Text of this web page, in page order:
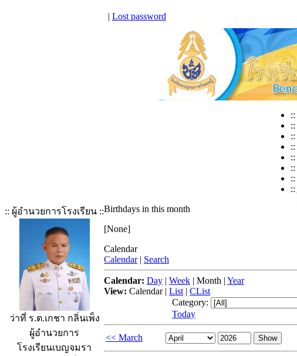
| Lost password
::
::
::
::
::
::
::
::
:: ผู้อำนวยการโรงเรียน ::
ว่าที่ ร.ต.เกชา กลิ่นเพ็ง
ผู้อำนวยการ
โรงเรียนเบญจมรา
Birthdays in this month
[None]
Calendar
Calendar | Search
Calendar: Day | Week | Month | Year
View: Calendar| List | CList
Category:
Today
<< March